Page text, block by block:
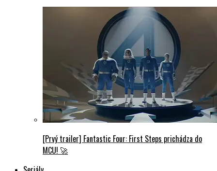
[Prvý trailer] Fantastic Four: First Steps prichádza do
MCU! 🚀